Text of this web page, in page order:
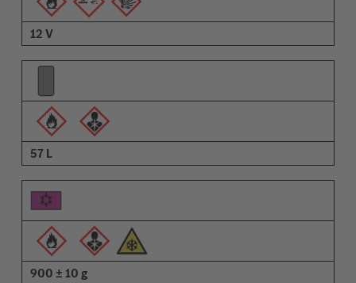
12 V
57 L
900 ± 10 g